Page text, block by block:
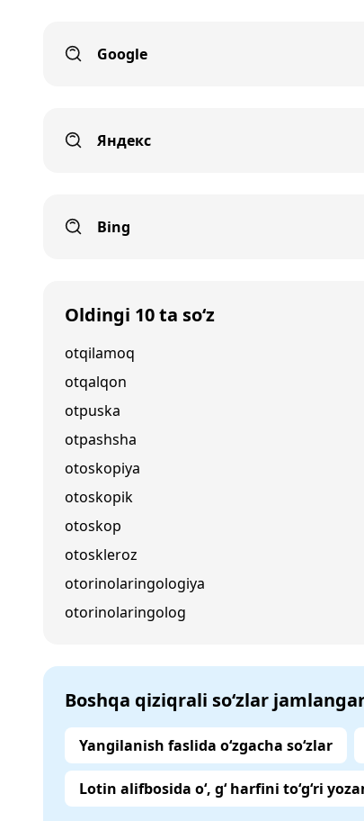
Google
Яндекс
Bing
Oldingi 10 ta so‘z
otqilamoq
otqalqon
otpuska
otpashsha
otoskopiya
otoskopik
otoskop
otoskleroz
otorinolaringologiya
otorinolaringolog
Boshqa qiziqrali so‘zlar
Yangilanish faslida o‘zgacha so‘zlar
Lotin alifbosida o‘, g‘ harfini to‘g‘ri